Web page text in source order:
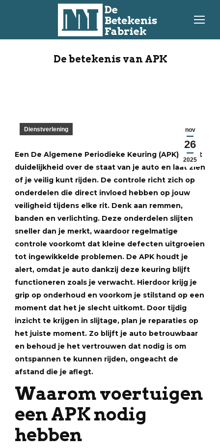
De betekenis van APK
nov
26
2025
Dienstverlening
Een De Algemene Periodieke Keuring (APK) geeft
duidelijkheid over de staat van je auto en laat zien
of je veilig kunt rijden. De controle richt zich op
onderdelen die direct invloed hebben op jouw
veiligheid tijdens elke rit. Denk aan remmen,
banden en verlichting. Deze onderdelen slijten
sneller dan je merkt, waardoor regelmatige
controle voorkomt dat kleine defecten uitgroeien
tot ingewikkelde problemen. De APK houdt je
alert, omdat je auto dankzij deze keuring blijft
functioneren zoals je verwacht. Hierdoor krijg je
grip op onderhoud en voorkom je stilstand op een
moment dat het je slecht uitkomt. Door tijdig
inzicht te krijgen in slijtage, plan je reparaties op
het juiste moment. Zo blijft je auto betrouwbaar
en behoud je het vertrouwen dat nodig is om
ontspannen te kunnen rijden, ongeacht de
afstand die je aflegt.
Waarom voertuigen
een APK nodig
hebben